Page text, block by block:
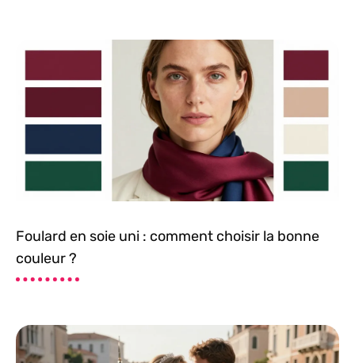
Foulard en soie uni : comment choisir la bonne
couleur ?